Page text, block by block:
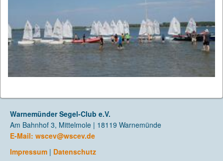
Warnemünder Segel-Club e.V.
Am Bahnhof 3, Mittelmole | 18119 Warnemünde
E-Mail: wscev@wscev.de
Impressum | Datenschutz